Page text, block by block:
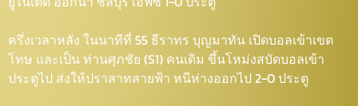
ครึ่งเวลาหลัง ในนาทีที่ 55 ธีราทร บุญมาทัน เปิดบอลเข้าเขต
โทษ และเป็น ท่านศุภชัย (S1) คนเดิม ขึ้นโหม่งสบัดบอลเข้า
ประตูไป ส่งให้ปราสาทสายฟ้า หนีห่างออกไป 2-0 ประตู